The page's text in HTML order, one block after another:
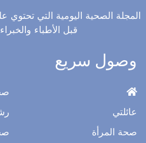
المجلة الصحية اليومية التي
قبل الأطباء
وصول سريع
عائلتي
صحة المرأة